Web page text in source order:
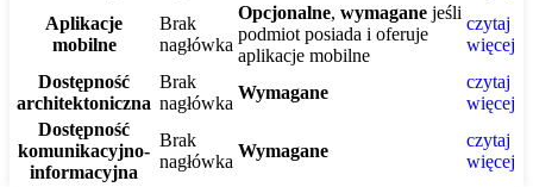
Aplikacje
mobilne
Brak
nagłówka
Opcjonalne, wymagane jeśli
podmiot posiada i oferuje
aplikacje mobilne
czytaj
więcej
Dostępność
architektoniczna
Brak
nagłówka
Wymagane
czytaj
więcej
Dostępność
komunikacyjno-
informacyjna
Brak
nagłówka
Wymagane
czytaj
więcej